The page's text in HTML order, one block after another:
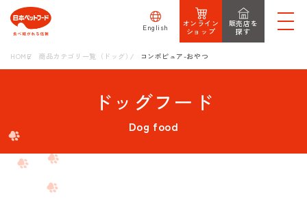
English
オンライン
ショップ
販売店を
探す
HOME 商品カテゴリ一覧（ドッグ） コンポピュア-おやつ
ドッグフード
Dog food